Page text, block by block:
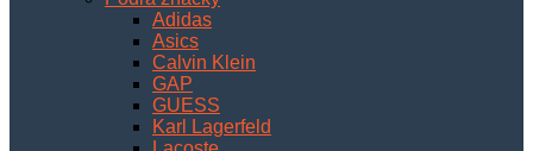
Adidas
Asics
Calvin Klein
GAP
GUESS
Karl Lagerfeld